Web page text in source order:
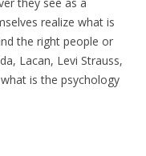
realize what is
the right people or
Lacan, Levi Strauss,
is the psychology